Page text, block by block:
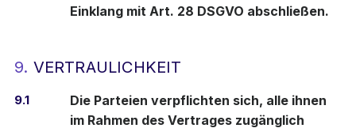
Einklang mit Art. 28 DSGVO abschließen.
9. VERTRAULICHKEIT
9.1
Die Parteien verpflichten sich, alle ihnen
im Rahmen des Vertrages zugänglich